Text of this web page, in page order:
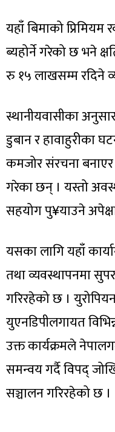
यहाँ बिमाको
ब्यहोर्ने गरेको छ भने
रु १५ लाखसम्म रदिने
स्थानीयवासीका
डुबान र हावाहुरीका
कमजोर संरचना बनाएर
गरेका छन् । यस्तो
सहयोग पु¥याउने
यसका लागि यहाँ
तथा व्यवस्थापनमा
गरिरहेको छ ।
युएनडिपीलगायत
उक्त कार्यक्रमले
समन्वय गर्दै विपद्
सञ्चालन गरिरहेको छ ।